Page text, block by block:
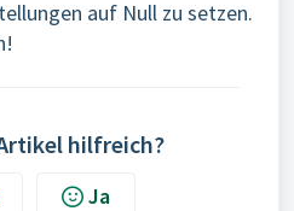
auf Null zu setzen.
hilfreich?
Ja